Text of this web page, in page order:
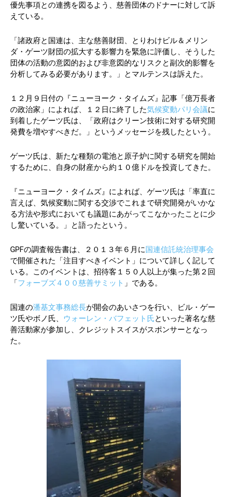
優先事項との連携を図るよう、慈善団体のドナーに対して訴
えている。
「諸政府と国連は、主な慈善財団、とりわけビル＆メリン
ダ・ゲーツ財団の拡大する影響力を緊急に評価し、そうした
団体の活動の意図的および非意図的なリスクと副次的影響を
分析してみる必要があります。」とマルテンスは訴えた。
１２月９日付の『ニューヨーク・タイムズ』記事「億万長者
の政治家」によれば、１２日に終了した気候変動パリ会議に
到着したゲーツ氏は、「政府はクリーン技術に対する研究開
発費を増やすべきだ。」というメッセージを残したという。
ゲーツ氏は、新たな種類の電池と原子炉に関する研究を開始
するために、自身の財産から約１０億ドルを投資してきた。
『ニューヨーク・タイムズ』によれば、ゲーツ氏は「率直に
言えば、気候変動に関する交渉でこれまで研究開発がいかな
る方法や形式においても議題にあがってこなかったことに少
し驚いている。」と語ったという。
GPFの調査報告書は、２０１３年６月に 国連信託統治理事会
で開催された「注目すべきイベント」について詳しく記して
いる。このイベントは、招待客１５０人以上が集った第２回
「 フォーブズ４００慈善サミット 」である。
国連の潘基文事務総長が開会のあいさつを行い、ビル・ゲー
ツ氏やボノ氏、 ウォーレン・バフェット氏といった著名な慈
善活動家が参加し、クレジットスイスがスポンサーとなっ
た。